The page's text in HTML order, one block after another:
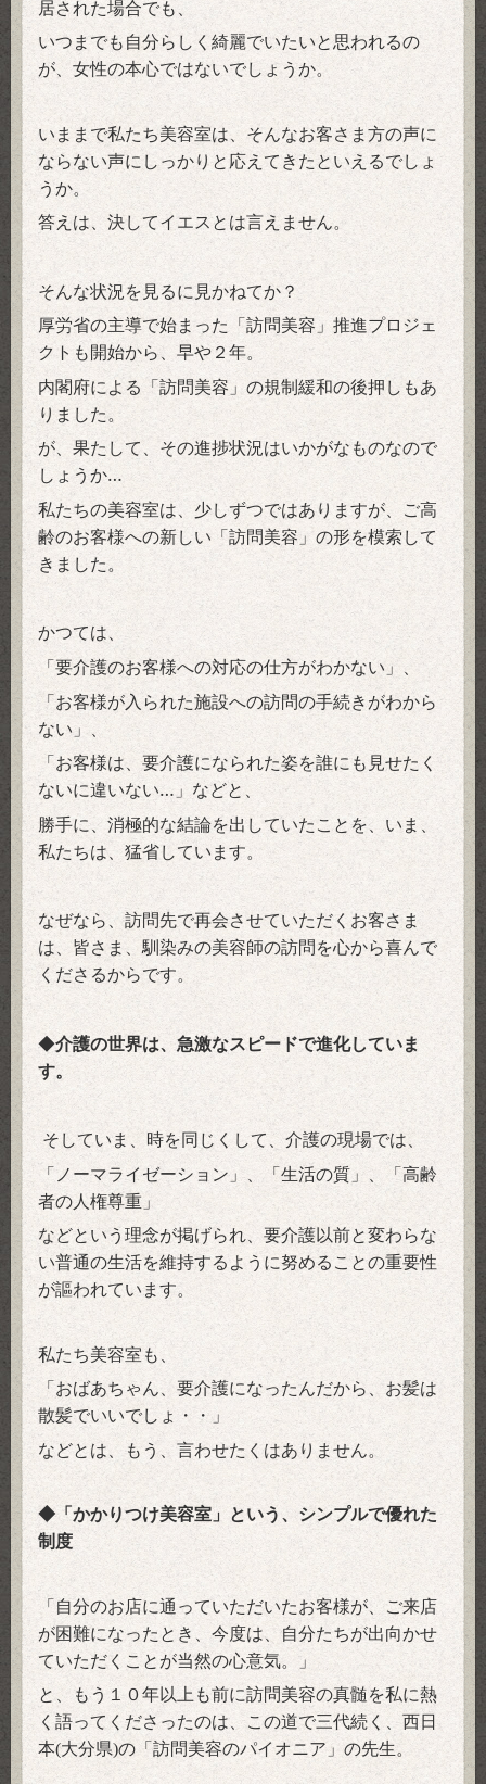
居された場合でも、
いつまでも自分らしく綺麗でいたいと思われるの
が、女性の本心ではないでしょうか。
いままで私たち美容室は、そんなお客さま方の声に
ならない声にしっかりと応えてきたといえるでしょ
うか。
答えは、決してイエスとは言えません。
そんな状況を見るに見かねてか？
厚労省の主導で始まった「訪問美容」推進プロジェ
クトも開始から、早や２年。
内閣府による「訪問美容」の規制緩和の後押しもあ
りました。
が、果たして、その進捗状況はいかがなものなので
しょうか…
私たちの美容室は、少しずつではありますが、ご高
齢のお客様への新しい「訪問美容」の形を模索して
きました。
かつては、
「要介護のお客様への対応の仕方がわかない」、
「お客様が入られた施設への訪問の手続きがわから
ない」、
「お客様は、要介護になられた姿を誰にも見せたく
ないに違いない…」などと、
勝手に、 消極的な結論を出していたことを、いま、
私たちは、猛省しています。
なぜなら、訪問先で再会させていただくお客さま
は、 皆さま、馴染みの美容師の訪問を心から喜んで
くださるからです。
◆介護の世界は、急激なスピードで進化していま
す。
そしていま、時を同じくして、介護の現場では、
「ノーマライゼーション」、「生活の質」、「高齢
者の人権尊重」
などという理念が掲げられ、 要介護以前と変わらな
い普通の生活を維持するように努めることの重要性
が謳われています。
私たち美容室も、
「おばあちゃん、要介護になったんだから、お髪は
散髪でいいでしょ・・」
などとは、
もう、言わせたくはありません。
◆「かかりつけ美容室」という、シンプルで優れた
制度
「自分のお店に通っていただいたお客様が、ご来店
が困難になったとき、 今度は、自分たちが出向かせ
ていただくことが当然の心意気。」
と、
もう１０年以上も前に訪問美容の真髄を私に熱
く語ってくださったのは、この道で三代続く、西日
本(大分県)の「訪問美容のパイオニア」の先生。